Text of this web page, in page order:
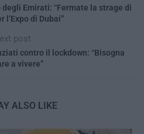
Emirati: “Fermate la strage di
l’Expo di Dubai”
post
contro il lockdown: “Bisogna
a vivere”
ALSO LIKE